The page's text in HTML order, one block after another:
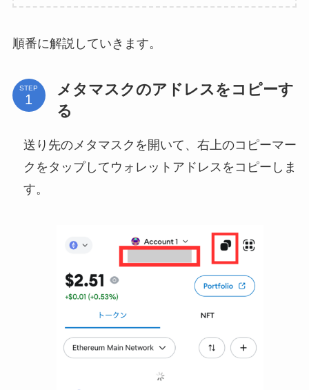
順番に解説していきます。
STEP
メタマスクのアドレスをコピーす
る
送り先のメタマスクを開いて、右上のコピーマー
クをタップしてウォレットアドレスをコピーしま
す。